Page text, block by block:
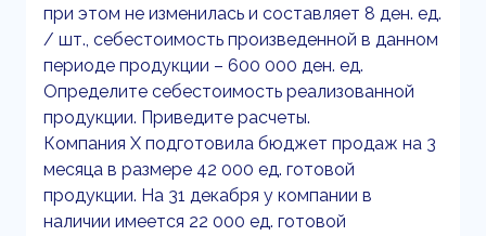
при этом не изменилась и составляет 8 ден. ед.
/ шт., себестоимость произведенной в данном
периоде продукции – 600 000 ден. ед.
Определите себестоимость реализованной
продукции. Приведите расчеты.
Компания Х подготовила бюджет продаж на 3
месяца в размере 42 000 ед. готовой
продукции. На 31 декабря у компании в
наличии имеется 22 000 ед. готовой